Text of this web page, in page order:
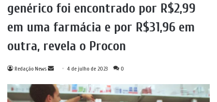
genérico foi encontrado por R$2,99
em uma farmácia e por R$31,96 em
outra, revela o Procon
Redação News
Mande
e-
4 de julho de 2023 0